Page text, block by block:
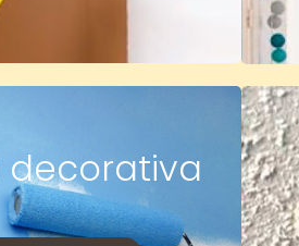
decorativa